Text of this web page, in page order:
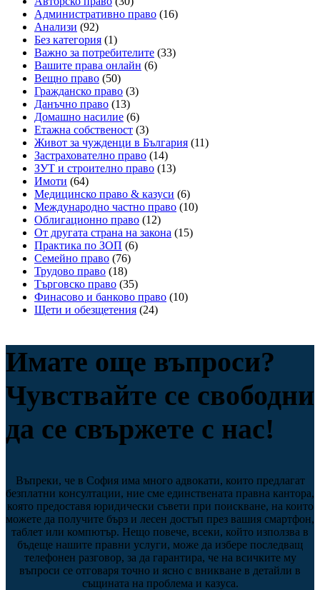
Административно право (16)
Анализи (92)
Без категория (1)
Важно за потребителите (33)
Вашите права онлайн (6)
Вещно право (50)
Гражданско право (3)
Данъчно право (13)
Домашно насилие (6)
Етажна собственост (3)
Живот за чужденци в България (11)
Застрахователно право (14)
ЗУТ и строително право (13)
Имоти (64)
Медицинско право & казуси (6)
Международно частно право (10)
Облигационно право (12)
От другата страна на закона (15)
Практика по ЗОП (6)
Семейно право (76)
Трудово право (18)
Търговско право (35)
Финасово и банково право (10)
Щети и обезщетения (24)
Имате още въпроси?
Чувствайте се свободни
да се свържете с нас!
Въпреки, че в София има много адвокати, които предлагат
безплатни консултации, ние сме единствената правна кантора,
която предоставя юридически съвети при поискване, на които
можете да получите бърз и лесен достъп през вашия смартфон,
таблет или компютър. Нещо повече, всеки, който използва в
бъдеще нашите правни услуги, може да избере последващ
телефонен разговор, за да гарантира, че на всичките му
въпроси се отговаря точно и ясно с вникване в детайли в
същината на проблема и казуса.